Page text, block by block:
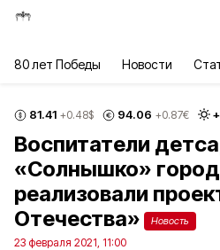
80 лет Победы Новости
81.41 +0.48$ 94.06 +0.87€ +
Воспитатели
«Солнышко»
реализовали
Отечества»
Новость
23 февраля 2021, 11:00